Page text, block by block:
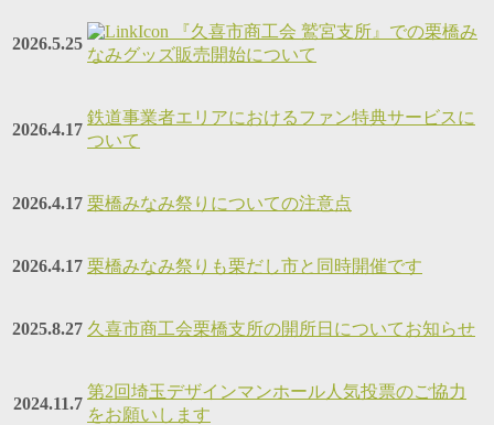
2026.5.25
『久喜市商工会 鷲宮支所』での栗橋み
なみグッズ販売開始について
2026.4.17
鉄道事業者エリアにおけるファン特典サービスに
ついて
2026.4.17 栗橋みなみ祭りについての注意点
2026.4.17 栗橋みなみ祭りも栗だし市と同時開催です
2025.8.27 久喜市商工会栗橋支所の開所日についてお知らせ
2024.11.7
第2回埼玉デザインマンホール人気投票のご協力
をお願いします